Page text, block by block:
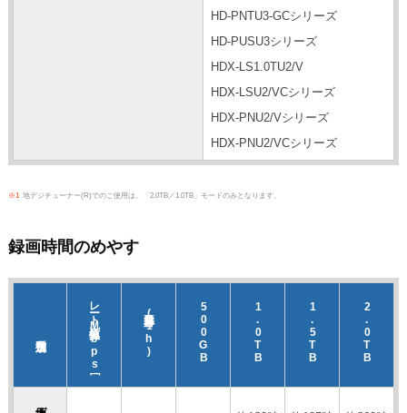
HD-PNTU3-GCシリーズ
HD-PUSU3シリーズ
HDX-LS1.0TU2/V
HDX-LSU2/VCシリーズ
HDX-PNU2/Vシリーズ
HDX-PNU2/VCシリーズ
※1 地デジチューナー(R)でのご使用は、「2.0TB／1.0TB」モードのみとなります。
録画時間のめやす
レート換算値
［Mbps］ 必要容量(1h) 500GB 1.0TB 1.5TB 2.0TB